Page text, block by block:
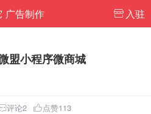
入驻
广告制作
盟小程序微商城
评论2 点赞113